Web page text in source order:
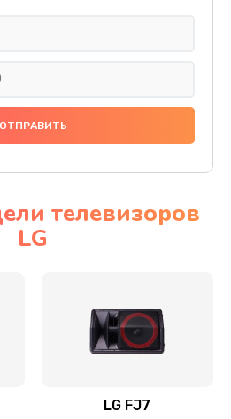
электроники
Прошивка
привода
клавиш, индикаторов,
телевизоров
LG
LG FJ7